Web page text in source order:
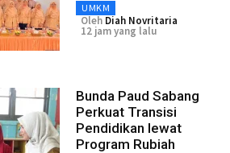
UMKM
Oleh Diah Novritaria
12 jam yang lalu
Bunda Paud Sabang
Perkuat Transisi
Pendidikan lewat
Program Rubiah